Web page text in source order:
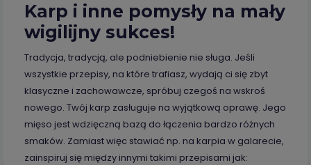
Karp i inne pomysły na mały
wigilijny sukces!
Tradycja, tradycją, ale podniebienie nie sługa. Jeśli
wszystkie przepisy, na które trafiasz, wydają ci się zbyt
klasyczne i zachowawcze, spróbuj czegoś na wskroś
nowego. Twój karp zasługuje na wyjątkową oprawę. Jego
mięso jest wdzięczną bazą do łączenia bardzo różnych
smaków. Zamiast więc stawiać np. na karpia w galarecie,
zainspiruj się między innymi takimi przepisami jak: